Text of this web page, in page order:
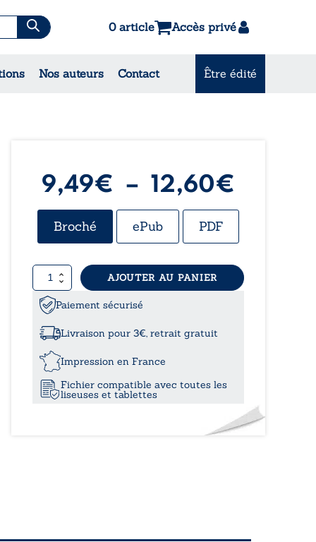
0 article Accès privé
Nos auteurs Contact Être édité
& Contes
9,49€ – 12,60€
de
9,49€
Broché ePub PDF
quantité
de
Des
états
d’âme
AJOUTER AU PANIER
Paiement sécurisé
Livraison pour 3€, retrait gratuit
Impression en France
Fichier compatible avec toutes les
liseuses et tablettes